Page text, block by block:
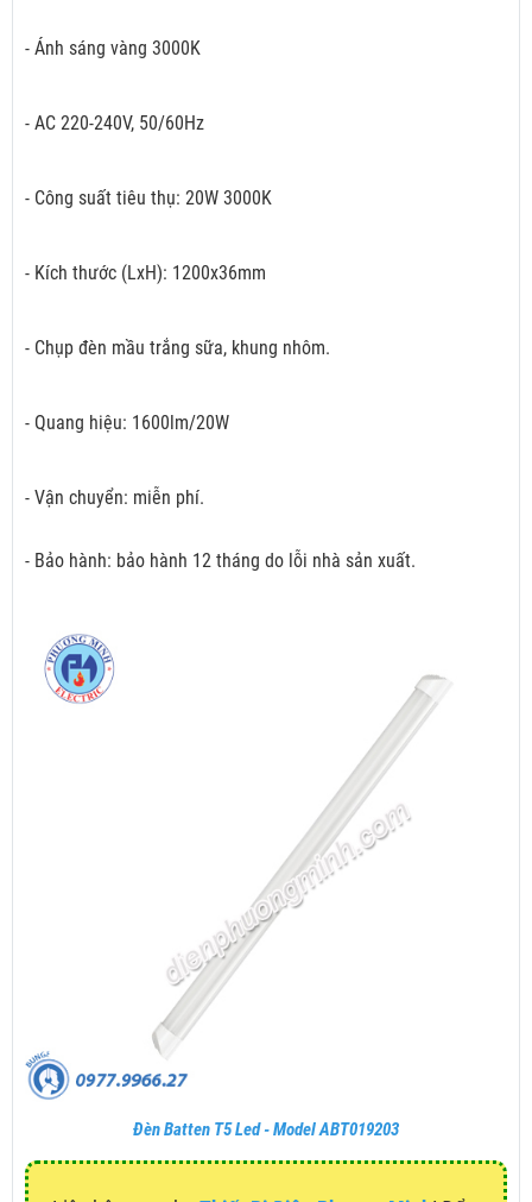
- Ánh sáng vàng 3000K
- AC 220-240V, 50/60Hz
- Công suất tiêu thụ: 20W 3000K
- Kích thước (LxH): 1200x36mm
- Chụp đèn mầu trắng sữa, khung nhôm.
- Quang hiệu: 1600lm/20W
- Vận chuyển: miễn phí.
- Bảo hành: bảo hành 12 tháng do lỗi nhà sản xuất.
Đèn Batten T5 Led - Model ABT019203